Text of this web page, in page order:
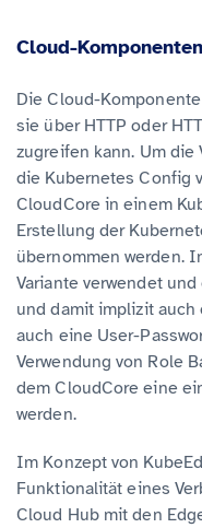
Cloud-Komponenten
Die Cloud-
sie über HTTP oder
zugreifen kann. Um die
die Kubernetes Config
CloudCore in einem
Erstellung der
übernommen werden.
Variante verwendet
und damit implizit auch
auch eine User-
Verwendung von Role
dem CloudCore eine
werden.
Im Konzept von
Funktionalität eines
Cloud Hub mit den